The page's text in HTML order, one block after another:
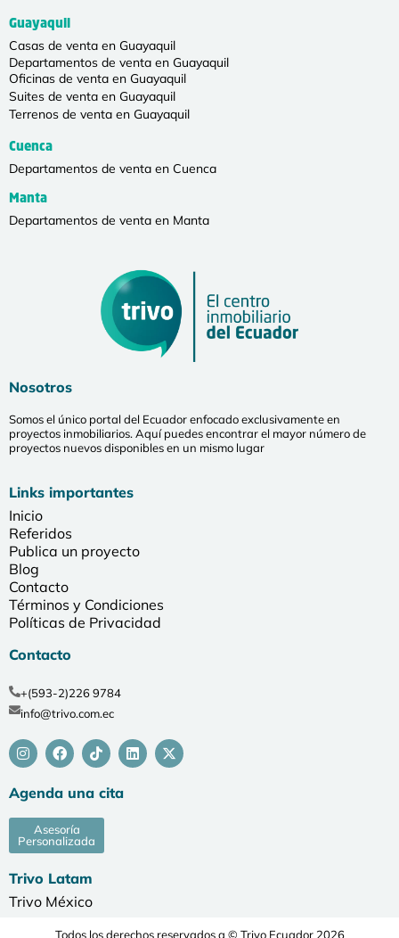
Guayaquil
Casas de venta en Guayaquil
Departamentos de venta en Guayaquil
Oficinas de venta en Guayaquil
Suites de venta en Guayaquil
Terrenos de venta en Guayaquil
Cuenca
Departamentos de venta en Cuenca
Manta
Departamentos de venta en Manta
Nosotros
Somos el único portal del Ecuador enfocado exclusivamente en
proyectos inmobiliarios. Aquí puedes encontrar el mayor número de
proyectos nuevos disponibles en un mismo lugar
Links importantes
Inicio
Referidos
Publica un proyecto
Blog
Contacto
Términos y Condiciones
Políticas de Privacidad
Contacto
+(593-2)226 9784
info@trivo.com.ec
Agenda una cita
Asesoría
Personalizada
Trivo Latam
Trivo México
Todos los derechos reservados a © Trivo Ecuador 2026